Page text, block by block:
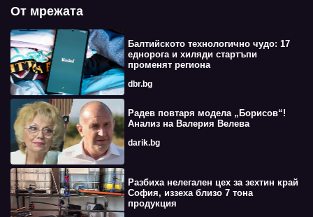
От мрежата
Балтийското технологично чудо: 17
еднорога и хиляди стартъпи
променят региона
dbr.bg
Радев повтаря модела „Борисов“!
Анализ на Валерия Велева
darik.bg
Разбиха нелегален цех за зехтин край
София, иззеха близо 7 тона
продукция